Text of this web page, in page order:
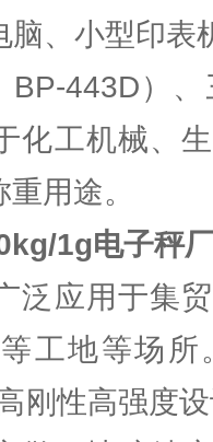
脑、小型印表
BP-443D）
化工机械、
用途。
1g电子秤
泛应用于集
工地等场所
刚性高强度